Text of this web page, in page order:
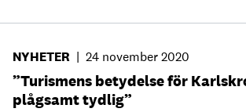
NYHETER | 24 november 2020
”Turismens betydelse för
plågsamt tydlig”